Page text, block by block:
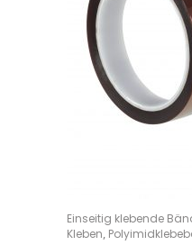
OPTIONS
Einseitig klebende
Kleben,